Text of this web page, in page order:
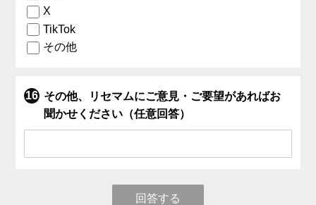
X
TikTok
その他
その他、リセマムにご意見・ご要望があればお
聞かせください（任意回答）
回答する